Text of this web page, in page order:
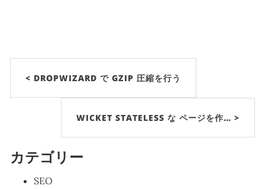
< DROPWIZARD で GZIP 圧縮を行う
WICKET STATELESS な ページを作… >
カテゴリー
SEO